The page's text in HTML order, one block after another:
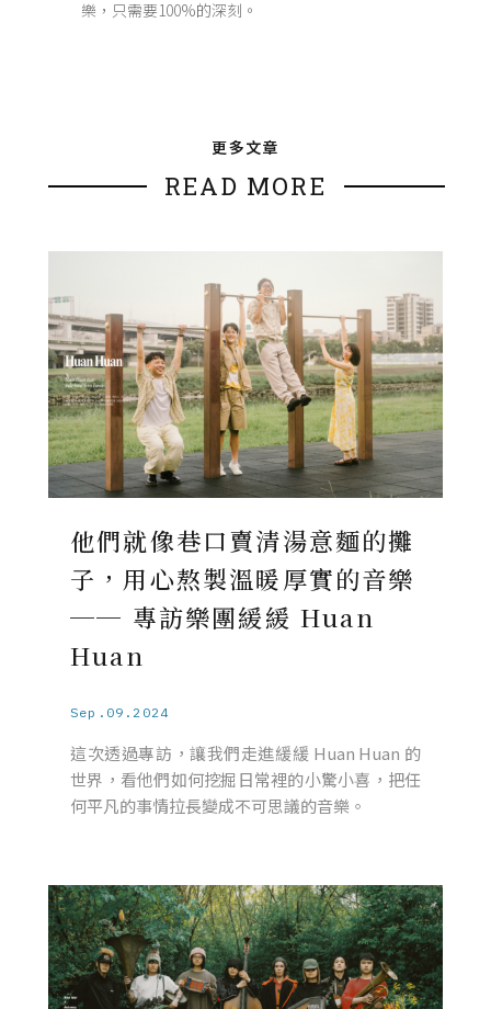
樂，只需要100%的深刻。
更多文章
READ MORE
他們就像巷口賣清湯意麵的攤
子，用心熬製溫暖厚實的音樂
── 專訪樂團緩緩 Huan
Huan
Sep.09.2024
這次透過專訪，讓我們走進緩緩 Huan Huan 的
世界，看他們如何挖掘日常裡的小驚小喜，把任
何平凡的事情拉長變成不可思議的音樂。